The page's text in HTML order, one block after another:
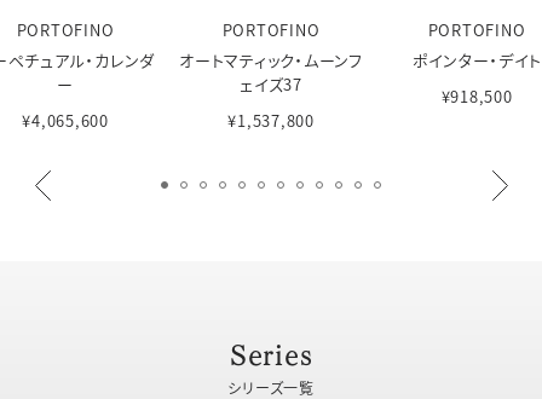
PORTOFINO
ペチュアル・カレンダ
ー
¥4,065,600
PORTOFINO
オートマティック・ムーンフ
ェイズ37
¥1,537,800
PORTOFINO
ポインター・デイト
¥918,500
Series
シリーズ一覧